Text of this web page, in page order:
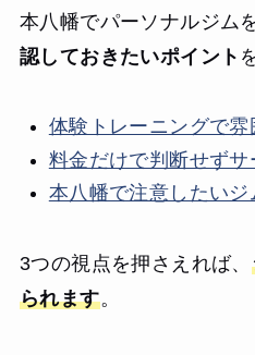
本八幡でパーソナルジム
認しておきたいポイント
体験トレーニングで
料金だけで判断せず
本八幡で注意したい
3つの視点を押さえれば、
られます。